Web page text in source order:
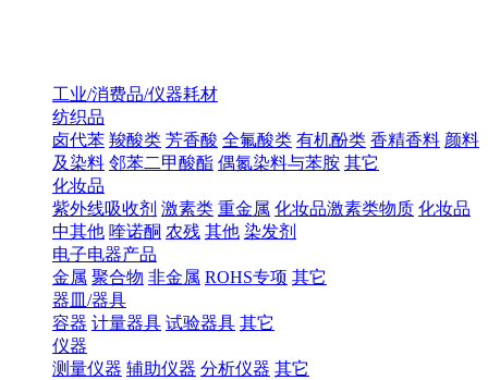
工业/消费品/仪器耗材
纺织品
卤代苯 羧酸类 芳香酸 全氟酸类 有机酚类 香精香料 颜料
及染料 邻苯二甲酸酯 偶氮染料与苯胺 其它
化妆品
紫外线吸收剂 激素类 重金属 化妆品激素类物质 化妆品
中其他 喹诺酮 农残 其他 染发剂
电子电器产品
金属 聚合物 非金属 ROHS专项 其它
器皿/器具
容器 计量器具 试验器具 其它
仪器
测量仪器 辅助仪器 分析仪器 其它